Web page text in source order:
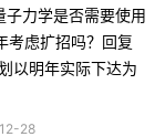
力学是否需要使用
考虑扩招吗？回复
以明年实际下达为
28